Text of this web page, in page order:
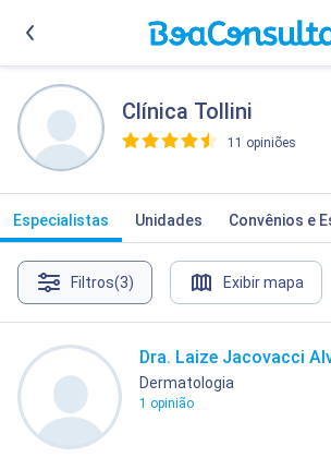
Clínica Tollini
11 opiniões
Especialistas Unidades Convênios e
Filtros(3) Exibir mapa
Dra. Laize Jacovacci
Dermatologia
1 opinião